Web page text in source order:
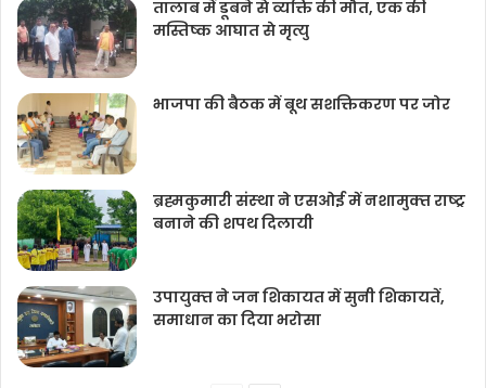
तालाब में डूबने से व्यक्ति की मौत, एक की
मस्तिष्क आघात से मृत्यु
भाजपा की बैठक में बूथ सशक्तिकरण पर जोर
ब्रह्मकुमारी संस्‍था ने एसओई में नशामुक्‍त राष्‍ट्र
बनाने की शपथ दिलायी
उपायुक्‍त ने जन शिकायत में सुनी शिकायतें,
समाधान का दिया भरोसा